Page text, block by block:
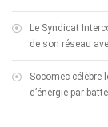
Le Syndicat
de son réseau
Socomec célèbre
d’énergie par